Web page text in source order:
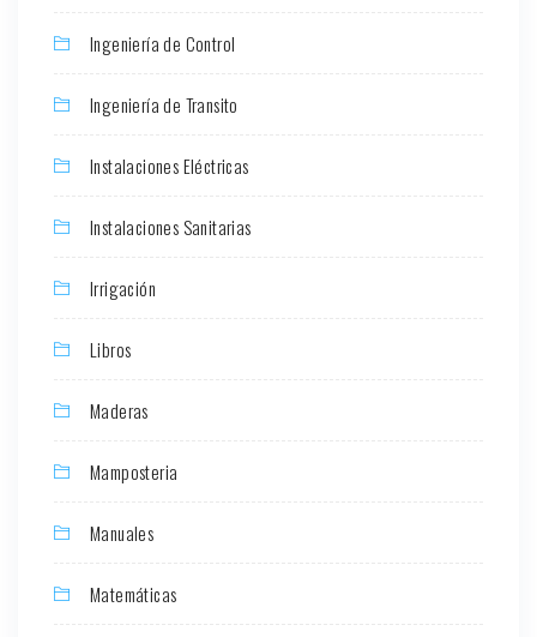
Ingeniería de Control
Ingeniería de Transito
Instalaciones Eléctricas
Instalaciones Sanitarias
Irrigación
Libros
Maderas
Mamposteria
Manuales
Matemáticas